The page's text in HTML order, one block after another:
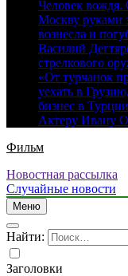
Человек
Москву руками
вознесла и
Василий
стрелкового
«От турчанок
уехать в
бизнес в Турции
Актеру Ивану
Фильм
Новостная рассылка
Случайные новости
Меню
Найти:
Заголовки